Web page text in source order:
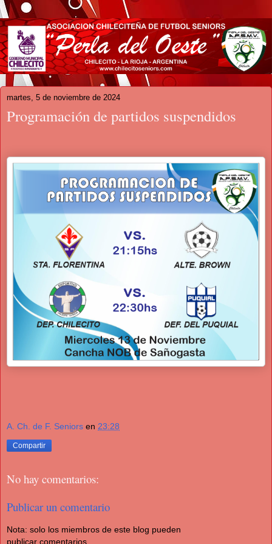
martes, 5 de noviembre de 2024
Programación de partidos suspendidos
A. Ch. de F. Seniors en 23:28
Compartir
No hay comentarios:
Publicar un comentario
Nota: solo los miembros de este blog pueden
publicar comentarios.